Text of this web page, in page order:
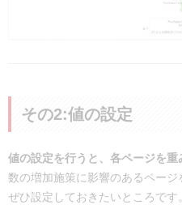
その2:値の設定
値の設定を行うと、各ページを重
数の増加施策に影響のあるページ
ぜひ設定しておきたいところです。